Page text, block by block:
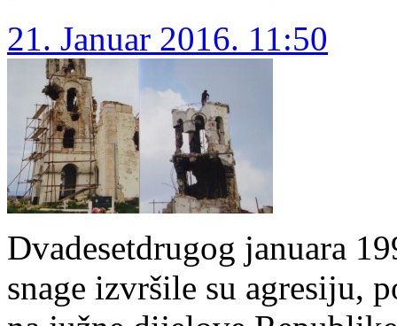
21. Januar 2016. 11:50
Dvadesetdrugog januara
snage izvršile su agresiju,